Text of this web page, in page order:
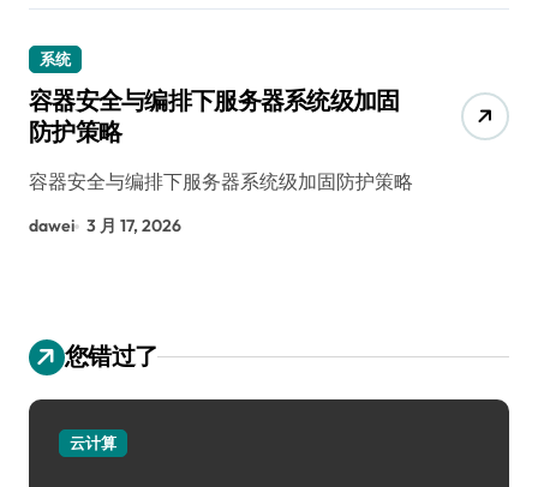
系统
容器安全与编排下服务器系统级加固
防护策略
容器安全与编排下服务器系统级加固防护策略
dawei 3 月 17, 2026
您错过了
云计算